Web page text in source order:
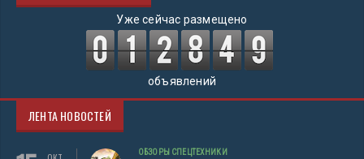
Уже сейчас размещено
объявлений
ЛЕНТА НОВОСТЕЙ
ОБЗОРЫ СПЕЦТЕХНИКИ